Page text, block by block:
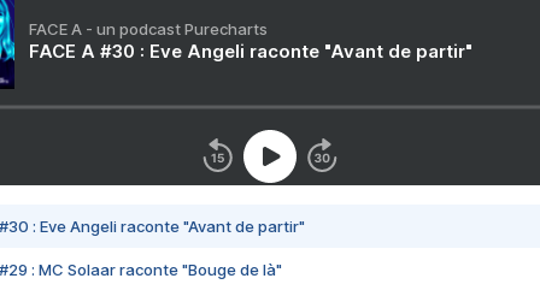
FACE A - un podcast Purecharts
FACE A #30 : Eve Angeli raconte "Avant de partir"
#30 : Eve Angeli raconte "Avant de partir"
#29 : MC Solaar raconte "Bouge de là"